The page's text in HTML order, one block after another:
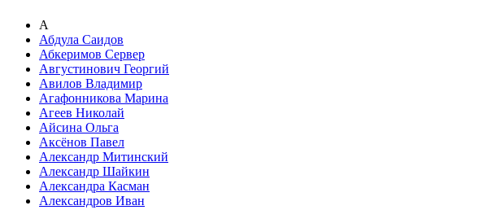
А
Абдула Саидов
Абкеримов Сервер
Августинович Георгий
Авилов Владимир
Агафонникова Марина
Агеев Николай
Айсина Ольга
Аксёнов Павел
Александр Митинский
Александр Шайкин
Александра Касман
Александров Иван